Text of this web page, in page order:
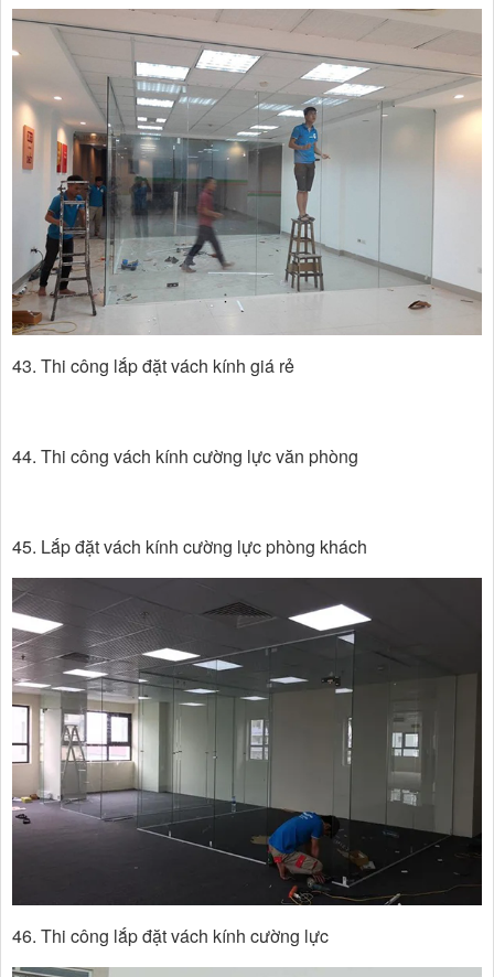
43. Thi công lắp đặt vách kính giá rẻ
44. Thi công vách kính cường lực văn phòng
45. Lắp đặt vách kính cường lực phòng khách
46. Thi công lắp đặt vách kính cường lực